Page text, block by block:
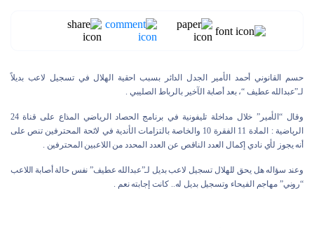
حسم القانوني أحمد الأمير الجدل الدائر بسبب احقية الهلال في تسجيل لاعب بديلاً
لـ”عبدالله عطيف “، بعد أصابة الآخير بالرباط الصليبي .
وقال “الأمير” خلال مداخلة تليفونية في برنامج الحصاد الرياضي المذاع على قناة 24
الرياضية : المادة 11 الفقرة 10 والخاصة بالتزامات الأندية في لائحة المحترفين تنص على
أنه يجوز لأي نادي إكمال العدد الناقص عن العدد المحدد من اللاعبين المحترفين .
وعند سؤاله هل يحق للهلال تسجيل لاعب بديل لـ”عبدالله عطيف” نفس حالة أصابة اللاعب
“روني” مهاجم الفيحاء وتسجيل بديل له.. كانت إجابته نعم .